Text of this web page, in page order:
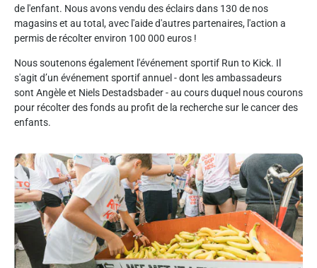
de l'enfant. Nous avons vendu des éclairs dans 130 de nos
magasins et au total, avec l'aide d'autres partenaires, l'action a
permis de récolter environ 100 000 euros !
Nous soutenons également l'événement sportif Run to Kick. Il
s'agit d’un événement sportif annuel - dont les ambassadeurs
sont Angèle et Niels Destadsbader - au cours duquel nous courons
pour récolter des fonds au profit de la recherche sur le cancer des
enfants.